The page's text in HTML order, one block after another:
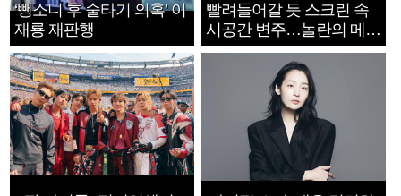
‘뺑소니 후 술타기 의혹’ 이
재룡 재판행
빨려들어갈 듯 스크린 속
시공간 변주…놀란의 메시
지는 ‘전쟁 속죄’